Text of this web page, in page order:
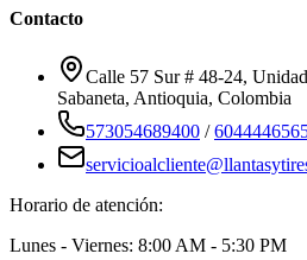
Contacto
Calle 57 Sur # 48-24,
Sabaneta, Antioquia, Colombia
573054689400 /
Horario de atención:
Lunes - Viernes: 8:00 AM - 5:30 PM